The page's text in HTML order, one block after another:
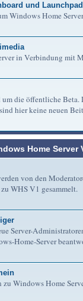
und Launchpad
Windows Home Server
in Verbindung mit
die öffentliche Beta.
hier keine neuen
Home Server
von den
WHS V1 gesammelt.
Server-
Home-Server
zu Windows Home